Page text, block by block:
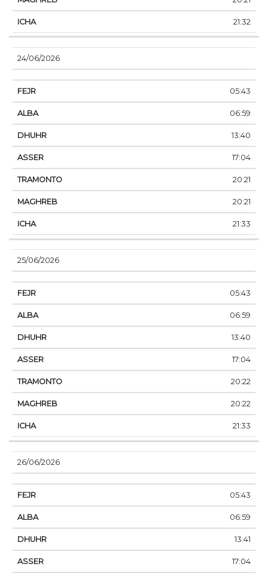
21:32
24/06/2026
05:43
06:59
13:40
17:04
20:21
20:21
21:33
25/06/2026
05:43
06:59
13:40
17:04
20:22
20:22
21:33
26/06/2026
05:43
06:59
13:41
17:04